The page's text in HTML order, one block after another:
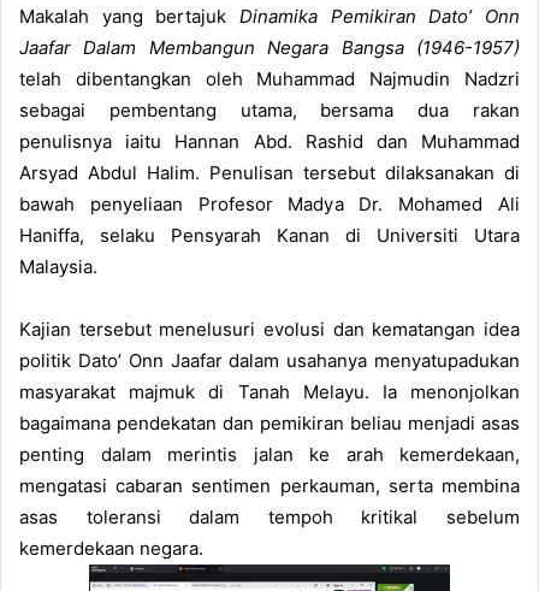
Makalah yang bertajuk Dinamika Pemikiran Dato’ Onn
Jaafar Dalam Membangun Negara Bangsa (1946-1957)
telah dibentangkan oleh Muhammad Najmudin Nadzri
sebagai pembentang utama, bersama dua rakan
penulisnya iaitu Hannan Abd. Rashid dan Muhammad
Arsyad Abdul Halim. Penulisan tersebut dilaksanakan di
bawah penyeliaan Profesor Madya Dr. Mohamed Ali
Haniffa, selaku Pensyarah Kanan di Universiti Utara
Malaysia.
Kajian tersebut menelusuri evolusi dan kematangan idea
politik Dato’ Onn Jaafar dalam usahanya menyatupadukan
masyarakat majmuk di Tanah Melayu. Ia menonjolkan
bagaimana pendekatan dan pemikiran beliau menjadi asas
penting dalam merintis jalan ke arah kemerdekaan,
mengatasi cabaran sentimen perkauman, serta membina
asas toleransi dalam tempoh kritikal sebelum
kemerdekaan negara.